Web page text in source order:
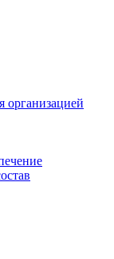
организацией